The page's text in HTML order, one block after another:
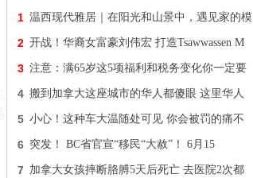
1 温西现代雅居｜在阳光和山景中，遇见家的模
2 开战！华裔女富豪刘伟宏 打造Tsawwassen M
3 注意：满65岁这5项福利和税务变化你一定要
4 搬到加拿大这座城市的华人都傻眼 这里华人
5 小心！这种车大温随处可见 你会被罚的痛不
6 突发！ BC省官宣“移民“大赦”！ 6月15
7 加拿大女孩摔断胳膊5天后死亡 去医院2次都